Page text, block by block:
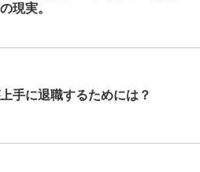
現実。
手に退職するためには？